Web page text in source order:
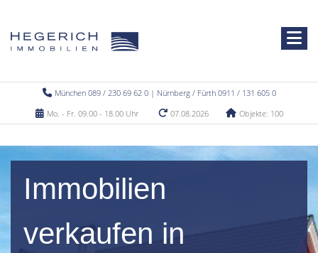
München 089 / 230 69 62 0 | Nürnberg / Fürth 0911 / 131 605 0
Mo. - Fr. 09.00 - 18.00 Uhr
07.08.2026 Objekte: 100
Immobilien
verkaufen in